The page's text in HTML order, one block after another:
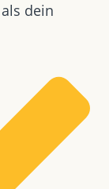
dein